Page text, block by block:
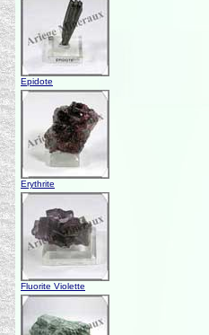
Epidote
Erythrite
Fluorite Violette